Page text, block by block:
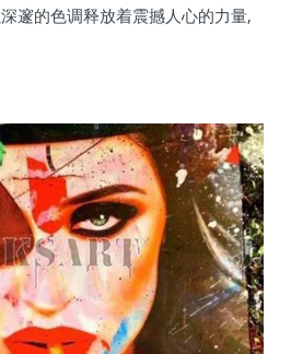
邃的色调释放着震撼人心的力量,